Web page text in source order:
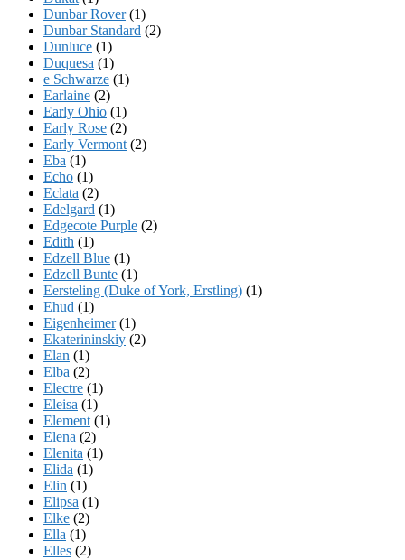
Dunbar Rover(1)
Dunbar Standard (2)
Dunluce (1)
Duquesa (1)
e Schwarze (1)
Earlaine (2)
Early Ohio (1)
Early Rose (2)
Early Vermont (2)
Eba (1)
Echo (1)
Eclata (2)
Edelgard (1)
Edgecote Purple (2)
Edith (1)
Edzell Blue (1)
Edzell Bunte (1)
Eersteling (Duke of York, Erstling) (1)
Ehud (1)
Eigenheimer(1)
Ekaterininskiy (2)
Elan (1)
Elba (2)
Electre (1)
Eleisa (1)
Element (1)
Elena (2)
Elenita (1)
Elida (1)
Elin (1)
Elipsa (1)
Elke (2)
Ella (1)
Elles (2)